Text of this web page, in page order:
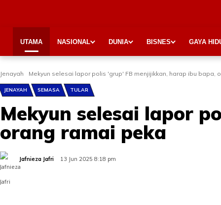
UTAMA NASIONAL DUNIA BISNES GAYA
Jenayah Mekyun selesai lapor polis 'grup' FB menjijikkan, harap ibu bapa,
JENAYAH SEMASA TULAR
Mekyun selesai lapor
orang ramai peka
Jafnieza Jafri 13 Jun 2025 8:18 pm